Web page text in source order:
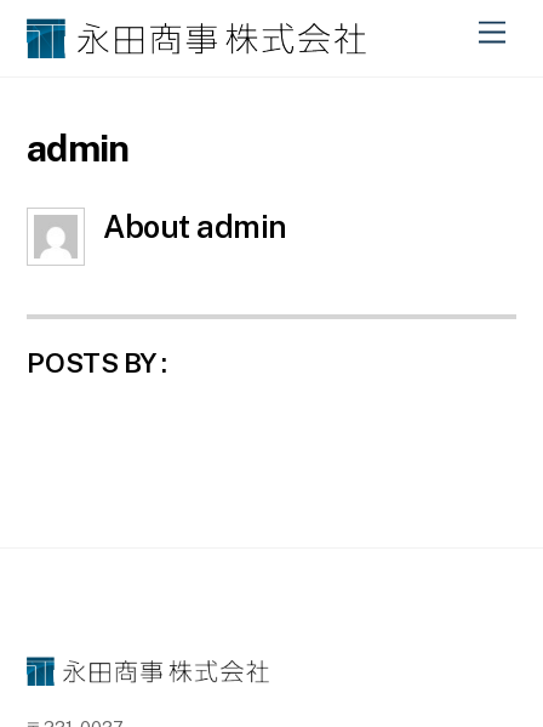
M
e
admin
About admin
POSTS BY :